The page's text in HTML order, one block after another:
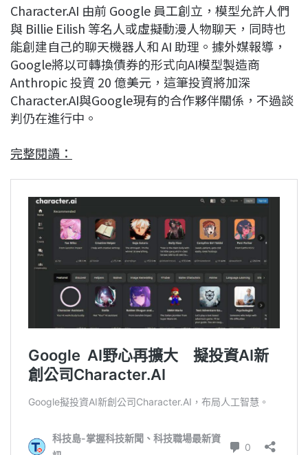
Character.AI 由前 Google 員工創立，模型允許人們
與 Billie Eilish 等名人或虛擬動漫人物聊天，同時也
能創建自己的聊天機器人和 AI 助理。據外媒報導，
Google將以可轉換債券的形式向AI模型製造商
Anthropic 投資 20 億美元，這筆投資將加深
Character.AI與Google現有的合作夥伴關係，不過談
判仍在進行中。
完整閱讀：